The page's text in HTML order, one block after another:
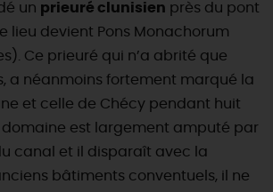
un prieuré clunisien près du pont
lieu devient Pons Monachorum
Ce prieuré qui n’a abrité que
a néanmoins fortement marqué la
et celle de Chécy pendant huit
domaine est largement amputé par
canal et il disparaît avec la
bâtiments conventuels, il ne